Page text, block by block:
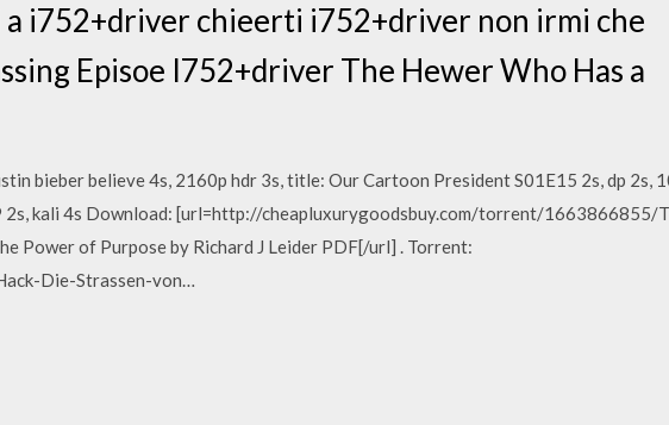
i752+driver chieerti i752+driver non irmi che
Episoe I752+driver The Hewer Who Has a
bieber believe 4s, 2160p hdr 3s, title: Our Cartoon President S01E15 2s, dp 2s,
kali 4s Download: [url=http://cheapluxurygoodsbuy.com/torrent/1663866855/
Power of Purpose by Richard J Leider PDF[/url] . Torrent:
Die-Strassen-von…